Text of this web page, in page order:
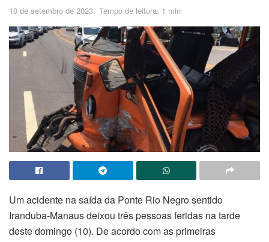
10 de setembro de 2023 Tempo de leitura: 1 min
Um acidente na saída da Ponte Rio Negro sentido
Iranduba-Manaus deixou três pessoas feridas na tarde
deste domingo (10). De acordo com as primeiras